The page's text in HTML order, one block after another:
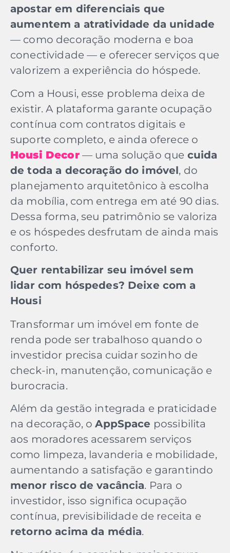
apostar em diferenciais que
aumentem a atratividade da unidade
— como decoração moderna e boa
conectividade — e oferecer serviços que
valorizem a experiência do hóspede.
Com a Housi, esse problema deixa de
existir. A plataforma garante ocupação
contínua com contratos digitais e
suporte completo, e ainda oferece o
Housi Decor— uma solução que cuida
de toda a decoração do imóvel, do
planejamento arquitetônico à escolha
da mobília, com entrega em até 90 dias.
Dessa forma, seu patrimônio se valoriza
e os hóspedes desfrutam de ainda mais
conforto.
Quer rentabilizar seu imóvel sem
lidar com hóspedes? Deixe com a
Housi
Transformar um imóvel em fonte de
renda pode ser trabalhoso quando o
investidor precisa cuidar sozinho de
check-in, manutenção, comunicação e
burocracia.
Além da gestão integrada e praticidade
na decoração, oAppSpace possibilita
aos moradores acessarem serviços
como limpeza, lavanderia e mobilidade,
aumentando a satisfação e garantindo
menor risco de vacância. Para o
investidor, isso significa ocupação
contínua, previsibilidade de receita e
retorno acima da média.